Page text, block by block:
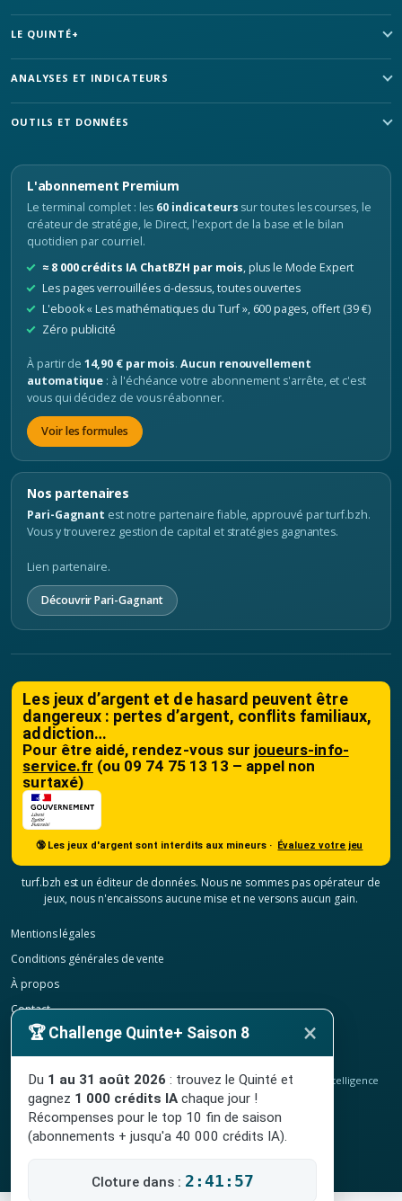
LE QUINTÉ+
ANALYSES ET INDICATEURS
OUTILS ET DONNÉES
L'abonnement Premium
Le terminal complet : les 60 indicateurs sur toutes les courses, le
créateur de stratégie, le Direct, l'export de la base et le bilan
quotidien par courriel.
≈ 8 000 crédits IA ChatBZH par mois, plus le Mode Expert
Les pages verrouillées ci-dessus, toutes ouvertes
L'ebook « Les mathématiques du Turf », 600 pages, offert (39 €)
Zéro publicité
À partir de14,90 € par mois.Aucun renouvellement
automatique : à l'échéance votre abonnement s'arrête, et c'est
vous qui décidez de vous réabonner.
Voir les formules
Nos partenaires
Pari-Gagnant est notre partenaire fiable, approuvé par turf.bzh.
Vous y trouverez gestion de capital et stratégies gagnantes.
Lien partenaire.
Découvrir Pari-Gagnant
Les jeux d’argent et de hasard peuvent être
dangereux : pertes d’argent, conflits familiaux,
addiction…
Pour être aidé, rendez-vous sur joueurs-info-
service.fr (ou 09 74 75 13 13 – appel non
surtaxé)
🔞 Les jeux d'argent sont interdits aux mineurs · Évaluez votre jeu
turf.bzh est un éditeur de données. Nous ne sommes pas opérateur de
jeux, nous n'encaissons aucune mise et ne versons aucun gain.
Mentions légales
Conditions générales de vente
À propos
Contact
Confidentialité
Résilier mon abonnement
© 2020-2026 TURF.bzh, analyses hippiques, classement ELO et intelligence
artificielle.
Site indépendant, sans lien avec le PMU. Jeu interdit aux mineurs.
🏆 Challenge Quinte+ Saison 8 ×
Du 1 au 31 août 2026 : trouvez le Quinté et
gagnez 1 000 crédits IA chaque jour !
Récompenses pour le top 10 fin de saison
(abonnements + jusqu'a 40 000 crédits IA).
Cloture dans : 2:41:56